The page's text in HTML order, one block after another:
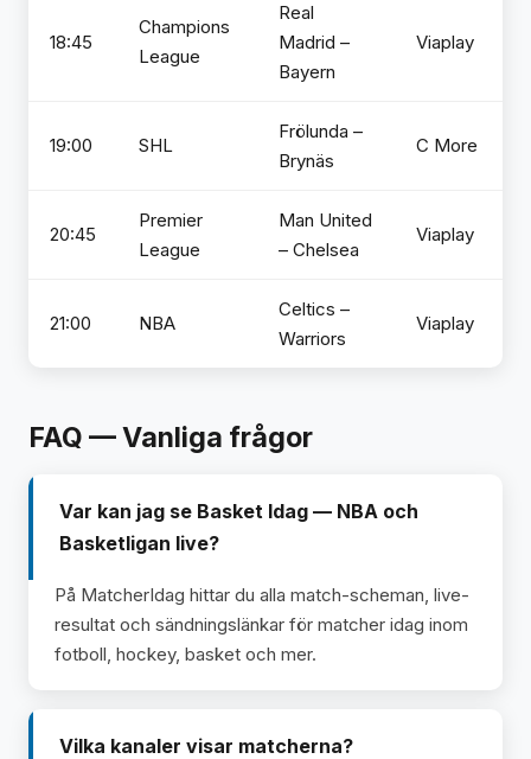
18:45
Champions
League
Real
Madrid –
Bayern
Viaplay
19:00 SHL
Frölunda –
Brynäs
C More
20:45
Premier
League
Man United
– Chelsea
Viaplay
21:00 NBA
Celtics –
Warriors
Viaplay
FAQ — Vanliga frågor
Var kan jag se Basket Idag — NBA och
Basketligan live?
På MatcherIdag hittar du alla match-scheman, live-
resultat och sändningslänkar för matcher idag inom
fotboll, hockey, basket och mer.
Vilka kanaler visar matcherna?